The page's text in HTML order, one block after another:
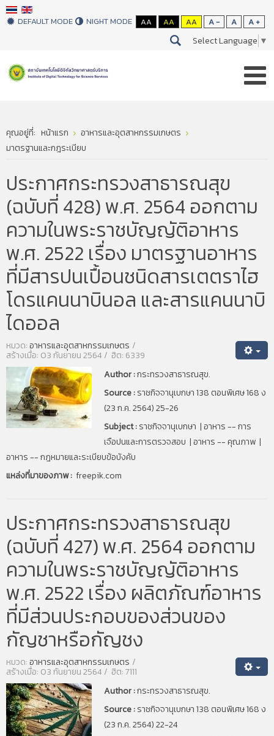
DEFAULT MODE NIGHT MODE AA AA AA A - A A +
Select Language ▼
คุณอยู่ที่: หน้าแรก
อาหารและอุตสาหกรรมเกษตร
มาตรฐานและกฎระเบียบ
ประกาศกระทรวงสาธารณสุข
(ฉบับที่ 428) พ.ศ. 2564 ออกตาม
ความในพระราชบัญญัติอาหาร
พ.ศ. 2522 เรื่อง มาตรฐานอาหาร
ที่มีสารปนเปื้อนชนิดสารเตตราไฮ
โดรแคนนาบินอล และสารแคนนาบิ
ไดออล
หมวด:อาหารและอุตสาหกรรมเกษตร
สร้างเมื่อ: 03 กันยายน 2564
ฮิต: 6339
Author :กระทรวงสาธารณสุข.
Source :ราชกิจจานุเบกษา138 ตอนพิเศษ 168 ง
(23 ก.ค. 2564) 25-26
Subject :ราชกิจจานุเบกษา | อาหาร -- การ
เจือปนและการตรวจสอบ | อาหาร -- คุณภาพ |
อาหาร -- กฎหมายและระเบียบข้อบังคับ
แหล่งที่มาของภาพ : freepik.com
ประกาศกระทรวงสาธารณสุข
(ฉบับที่ 427) พ.ศ. 2564 ออกตาม
ความในพระราชบัญญัติอาหาร
พ.ศ. 2522 เรื่อง ผลิตภัณฑ์อาหาร
ที่มีส่วนประกอบของส่วนของ
กัญชาหรือกัญชง
หมวด:อาหารและอุตสาหกรรมเกษตร
สร้างเมื่อ: 03 กันยายน 2564
ฮิต: 7111
Author :กระทรวงสาธารณสุข.
Source :ราชกิจจานุเบกษา138 ตอนพิเศษ 168 ง
(23 ก.ค. 2564) 22-24